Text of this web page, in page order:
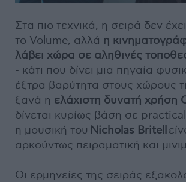
Στα πιο τεχνικά, η σειρά δεν
το Volume, αλλά η
λάβει χώρα σε αληθινές
- κάτι που δίνει μια πηγαία
έξτρα βαρύτητα στους χώρους
ξανά η ελάχιστη δυνατή χρήση
δίνεται κυρίως βάση σε
η μουσική του Nicholas Britell
αρκούντως πειραματική και
Οι ερμηνείες της σειράς